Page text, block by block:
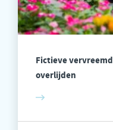
Fictieve
overlijden